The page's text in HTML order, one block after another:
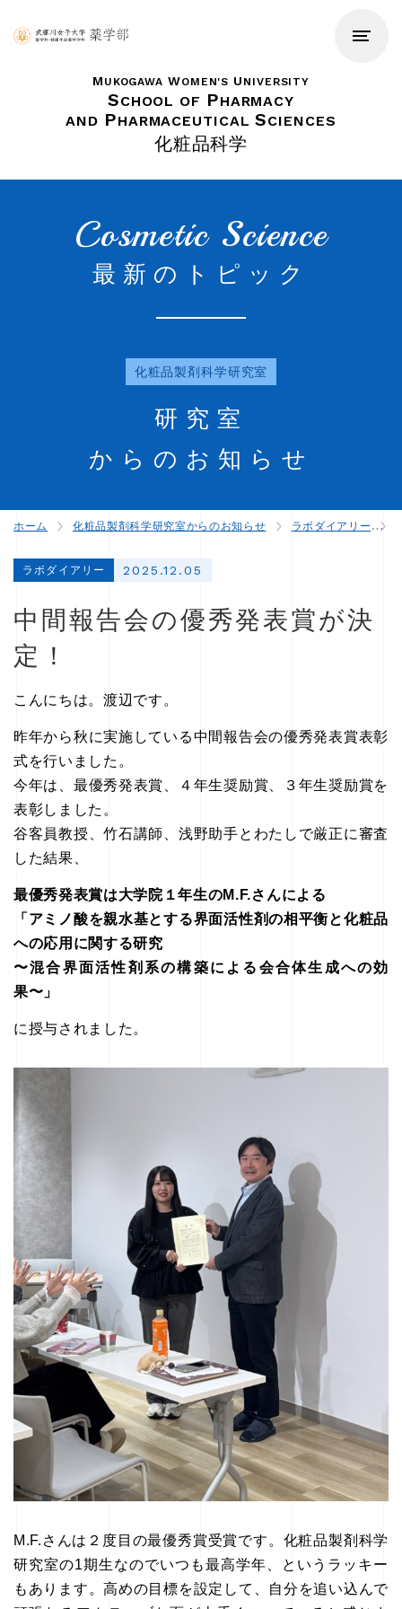
M UKOGAWA WOMEN'S U NIVERSITY
SCHOOL OF PHARMACY
AND PHARMACEUTICALSCIENCES
化粧品科学
Cosmetic Science
最新のトピック
化粧品製剤科学研究室
研究室
からのお知らせ
ホーム 化粧品製剤科学研究室からのお知らせ ラボダイアリー
ラボダイアリー 2025.12.05
中間報告会の優秀発表賞が決
定！
こんにちは。渡辺です。
昨年から秋に実施している中間報告会の優秀発表賞表彰
式を行いました。
今年は、最優秀発表賞、４年生奨励賞、３年生奨励賞を
表彰しました。
谷客員教授、竹石講師、浅野助手とわたしで厳正に審査
した結果、
最優秀発表賞は大学院１年生のM.F.さんによる
「アミノ酸を親水基とする界面活性剤の相平衡と化粧品
への応用に関する研究
〜混合界面活性剤系の構築による会合体生成への効
果〜」
に授与されました。
M.F.さんは２度目の最優秀賞受賞です。化粧品製剤科学
研究室の1期生なのでいつも最高学年、というラッキー
もあります。高めの目標を設定して、自分を追い込んで